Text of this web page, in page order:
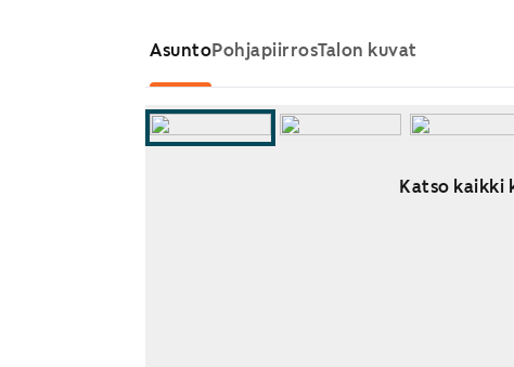
AsuntoPohjapiirrosTalon kuvat
Katso kaikki